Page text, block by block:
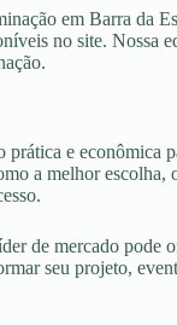
em Barra da
no site. Nossa
e econômica
a melhor
de mercado pode
seu projeto,